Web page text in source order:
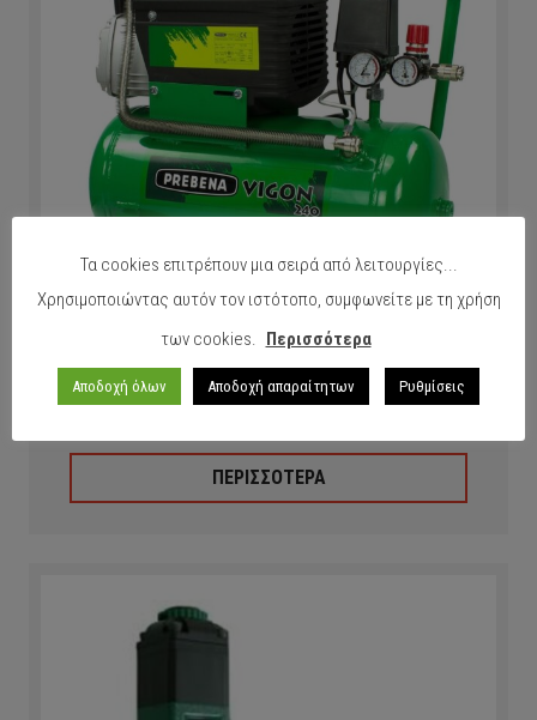
ΑΕΡΟΣΥΜΠΙΕΣΤΗΣ PREBENA VIGON 240 1.500W 2.0HP
25L
ΠΕΡΙΣΣΟΤΕΡΑ
Τα cookies επιτρέπουν μια σειρά από λειτουργίες...
Χρησιμοποιώντας αυτόν τον ιστότοπο, συμφωνείτε με τη χρήση
των cookies. Περισσότερα
Αποδοχή όλων Αποδοχή απαραίτητων Ρυθμίσεις